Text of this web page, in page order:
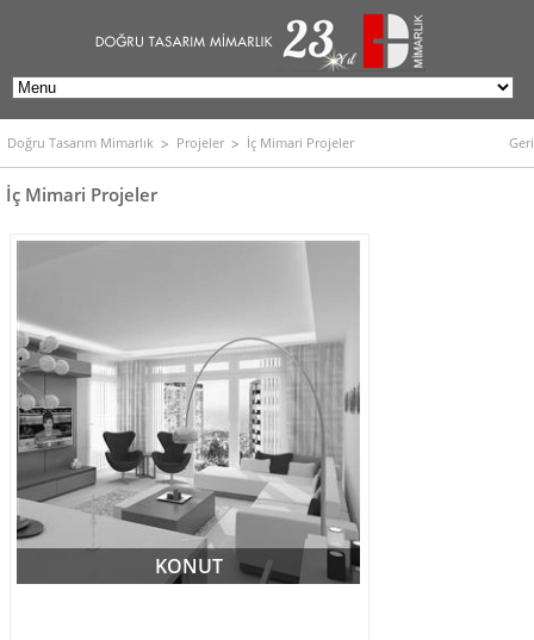
Doğru Tasarım Mimarlık Projeler İç Mimari Projeler Geri
İç Mimari Projeler
KONUT